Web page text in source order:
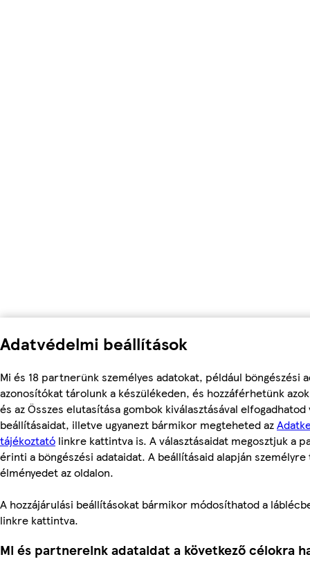
Adatvédelmi beállítások
Mi és 18 partnerünk személyes adatokat, például böngészési
azonosítókat tárolunk a készülékeden, és hozzáférhetünk
és az Összes elutasítása gombok kiválasztásával
beállításaidat, illetve ugyanezt bármikor megteheted az
tájékoztató linkre kattintva is. A választásaidat megosztjuk a
érinti a böngészési adataidat. A beállításaid alapján
élményedet az oldalon.
A hozzájárulási beállításokat bármikor módosíthatod a
linkre kattintva.
Mi és partnereink adataidat a következő célokra